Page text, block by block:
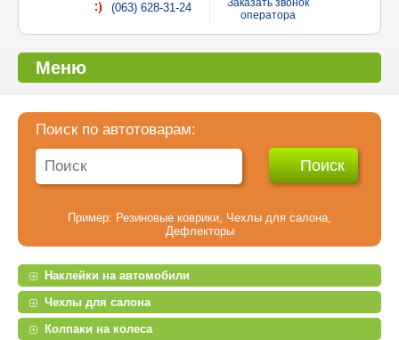
(063) 628-31-24
Заказать звонок
оператора
Меню
Поиск по автотоварам:
Пример: Резиновые коврики Чехлы для салона
Дефлекторы
Наклейки на автомобили
Чехлы для салона
Колпаки на колеса